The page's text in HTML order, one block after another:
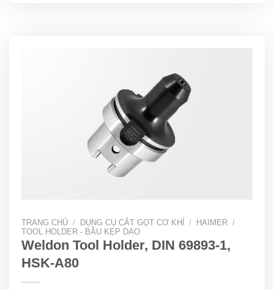
TRANG CHỦ / DỤNG CỤ CẮT GỌT CƠ KHÍ / HAIMER /
TOOL HOLDER - BẦU KẸP DAO
Weldon Tool Holder, DIN 69893-1,
HSK-A80